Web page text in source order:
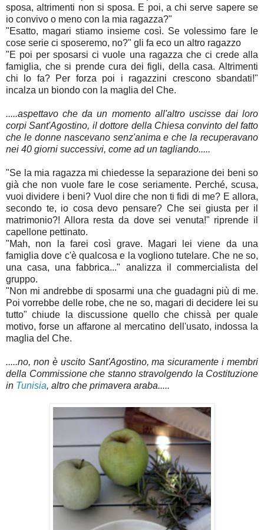
sposa, altrimenti non si sposa. E poi, a chi serve sapere se
io convivo o meno con la mia ragazza?"
"Esatto, magari stiamo insieme così. Se volessimo fare le
cose serie ci sposeremo, no?" gli fa eco un altro ragazzo
"E poi per sposarsi ci vuole una ragazza che ci crede alla
famiglia, che si prende cura dei figli, della casa. Altrimenti
chi lo fa? Per forza poi i ragazzini crescono sbandati!"
incalza un biondo con la maglia del Che.
.....aspettavo che da un momento all'altro uscisse dai loro
corpi Sant'Agostino, il dottore della Chiesa convinto del fatto
che le donne nascevano senz'anima e che la recuperavano
nei 40 giorni successivi, come ad un tagliando.....
"Se la mia ragazza mi chiedesse la separazione dei beni so
già che non vuole fare le cose seriamente. Perché, scusa,
vuoi dividere i beni? Vuol dire che non ti fidi di me? E allora,
secondo te, io cosa devo pensare? Che sei giusta per il
matrimonio?! Allora resta da dove sei venuta!" riprende il
capellone pettinato.
"Mah, non la farei così grave. Magari lei viene da una
famiglia dove c'è qualcosa e la vogliono tutelare. Che ne so,
una casa, una fabbrica..." analizza il commercialista del
gruppo.
"Non mi andrebbe di sposarmi una che guadagni più di me.
Poi vorrebbe delle robe, che ne so, magari di decidere lei su
tutto" chiude la discussione quello che chissà per quale
motivo, forse un affarone al mercatino dell'usato, indossa la
maglia del Che.
.....no, non è uscito Sant'Agostino, ma sicuramente i membri
della Commissione che stanno stravolgendo la Costituzione
in Tunisia, altro che primavera araba.....